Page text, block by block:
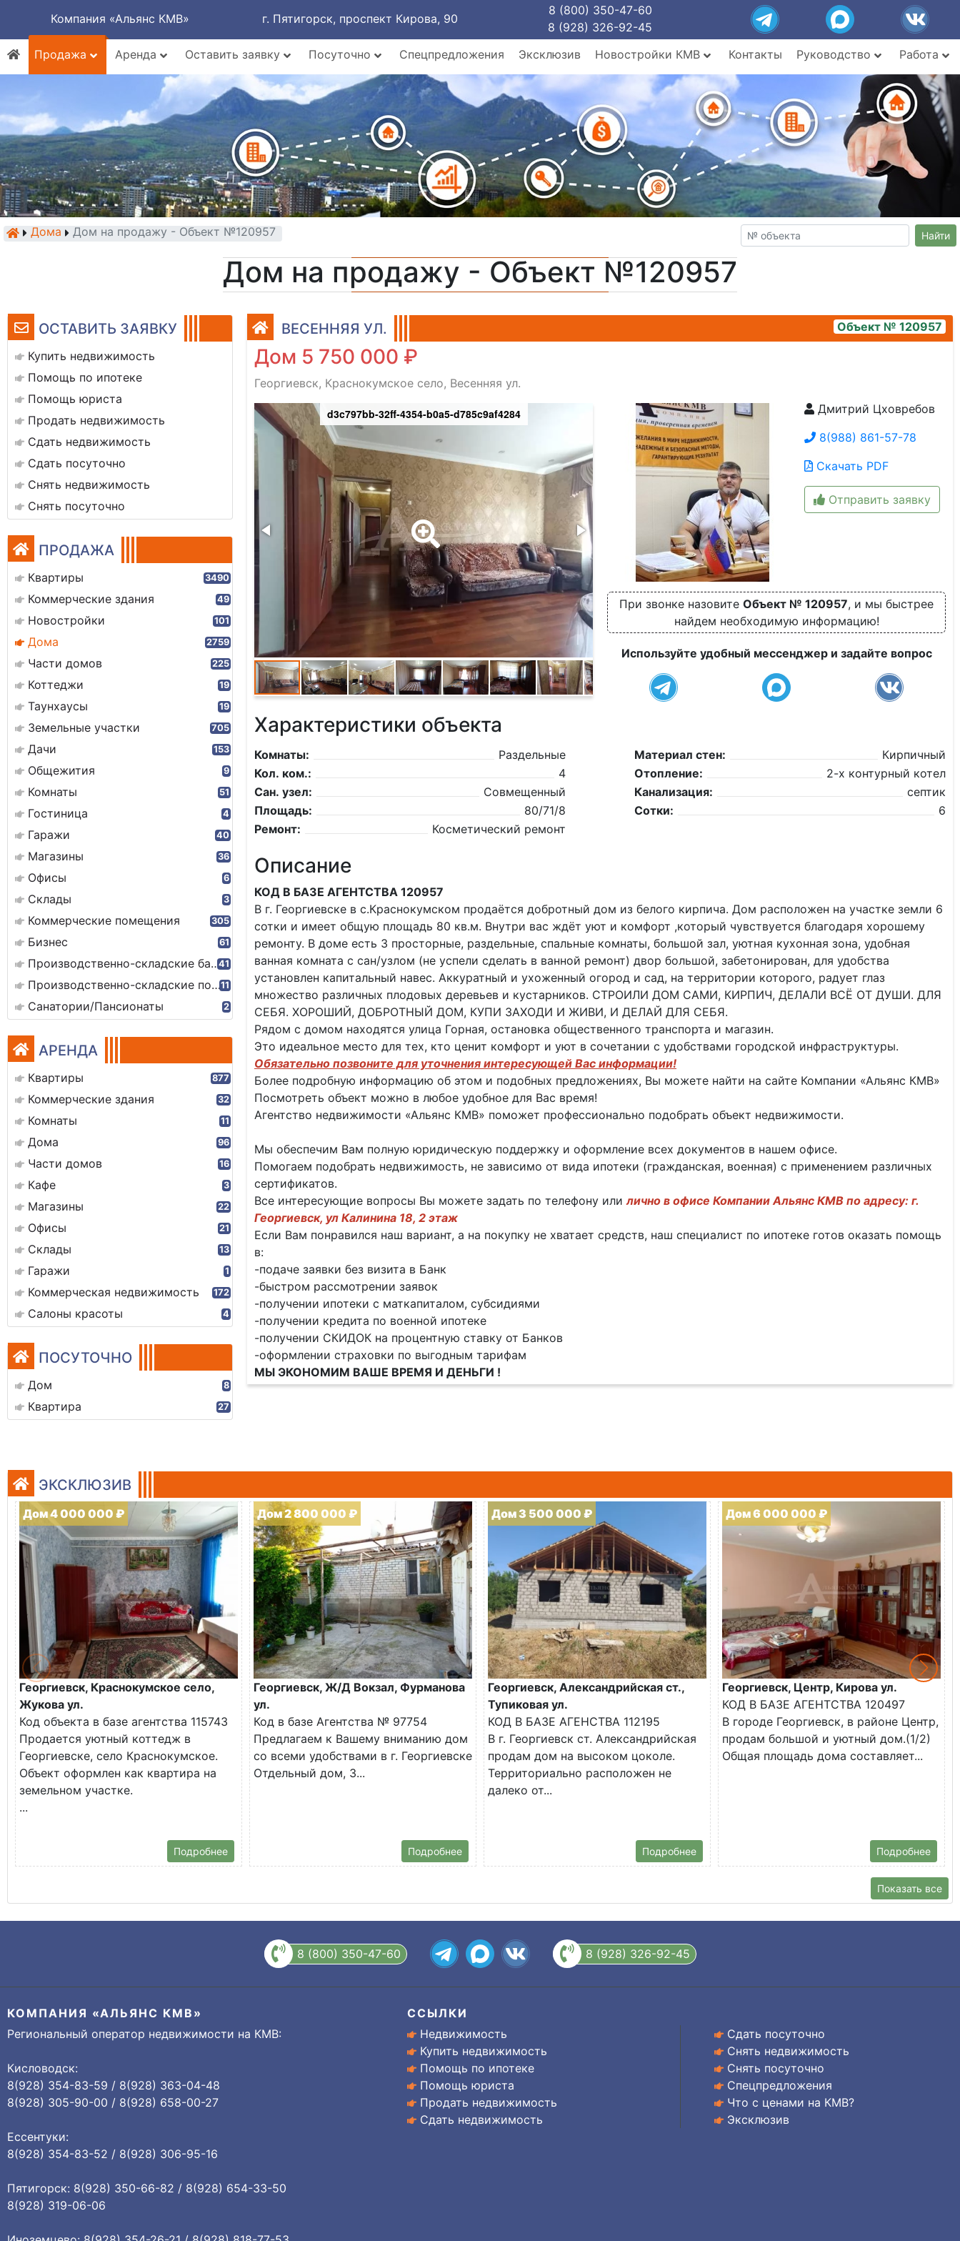
Компания «Альянс КМВ» г. Пятигорск, проспект Кирова, 90
8 (800) 350-47-60
8 (928) 326-92-45
Продажа
Аренда Оставить заявку Посуточно Спецпредложения Эксклюзив Новостройки КМВ Контакты Руководство Работа
Дома Дом на продажу - Объект №120957 Найти
Дом на продажу - Объект №120957
ОСТАВИТЬ ЗАЯВКУ
Купить недвижимость
Помощь по ипотеке
Помощь юриста
Продать недвижимость
Сдать недвижимость
Сдать посуточно
Снять недвижимость
Снять посуточно
ПРОДАЖА
Квартиры 3490
Коммерческие здания 49
Новостройки 101
Дома 2759
Части домов 225
Коттеджи 19
Таунхаусы 19
Земельные участки 705
Дачи 153
Общежития 9
Комнаты 51
Гостиница 4
Гаражи 40
Магазины 36
Офисы 6
Склады 3
Коммерческие помещения 305
Бизнес 61
Производственно-складские базы41
Производственно-складские помещения11
Санатории/Пансионаты 2
АРЕНДА
Квартиры 877
Коммерческие здания 32
Комнаты 11
Дома 96
Части домов 16
Кафе 3
Магазины 22
Офисы 21
Склады 13
Гаражи 1
Коммерческая недвижимость 172
Салоны красоты 4
ПОСУТОЧНО
Дом 8
Квартира 27
ВЕСЕННЯЯ УЛ. Объект № 120957
Дом 5 750 000 ₽
Георгиевск, Краснокумское село, Весенняя ул.
d3c797bb-32ff-4354-b0a5-d785c9af4284
79fc-462d-887b-b6ce45333bec 05e6c25a-7ded-47c6-a35b-b70b0afd0bccДмитрий Цховребов
8(988) 861-57-78
Скачать PDF
Отправить заявку
При звонке назовите Объект № 120957, и мы быстрее
найдем необходимую информацию!
Используйте удобный мессенджер и задайте вопрос
Характеристики объекта
Комнаты:
Раздельные
Кол. ком.:
4
Сан. узел:
Совмещенный
Площадь:
80/71/8
Ремонт:
Косметический ремонт
Материал стен:
Кирпичный
Отопление:
2-х контурный котел
Канализация:
септик
Сотки:
6
Описание
КОД В БАЗЕ АГЕНТСТВА 120957
В г. Георгиевске в с.Краснокумском продаётся добротный дом из белого кирпича. Дом расположен на участке земли 6
сотки и имеет общую площадь 80 кв.м. Внутри вас ждёт уют и комфорт ,который чувствуется благодаря хорошему
ремонту. В доме есть 3 просторные, раздельные, спальные комнаты, большой зал, уютная кухонная зона, удобная
ванная комната с сан/узлом (не успели сделать в ванной ремонт) двор большой, забетонирован, для удобства
установлен капитальный навес. Аккуратный и ухоженный огород и сад, на территории которого, радует глаз
множество различных плодовых деревьев и кустарников. СТРОИЛИ ДОМ САМИ, КИРПИЧ, ДЕЛАЛИ ВСЁ ОТ ДУШИ. ДЛЯ
СЕБЯ. ХОРОШИЙ, ДОБРОТНЫЙ ДОМ, КУПИ ЗАХОДИ И ЖИВИ, И ДЕЛАЙ ДЛЯ СЕБЯ.
Рядом с домом находятся улица Горная, остановка общественного транспорта и магазин.
Это идеальное место для тех, кто ценит комфорт и уют в сочетании с удобствами городской инфраструктуры.
Обязательно позвоните для уточнения интересующей Вас информации!
Более подробную информацию об этом и подобных предложениях, Вы можете найти на сайте Компании «Альянс КМВ»
Посмотреть объект можно в любое удобное для Вас время!
Агентство недвижимости «Альянс КМВ» поможет профессионально подобрать объект недвижимости.
Мы обеспечим Вам полную юридическую поддержку и оформление всех документов в нашем офисе.
Помогаем подобрать недвижимость, не зависимо от вида ипотеки (гражданская, военная) с применением различных
сертификатов.
Все интересующие вопросы Вы можете задать по телефону илилично в офисе Компании Альянс КМВ по адресу: г.
Георгиевск, ул Калинина 18, 2 этаж
Если Вам понравился наш вариант, а на покупку не хватает средств, наш специалист по ипотеке готов оказать помощь
в:
-подаче заявки без визита в Банк
-быстром рассмотрении заявок
-получении ипотеки с маткапиталом, субсидиями
-получении кредита по военной ипотеке
-получении СКИДОК на процентную ставку от Банков
-оформлении страховки по выгодным тарифам
МЫ ЭКОНОМИМ ВАШЕ ВРЕМЯ И ДЕНЬГИ !
ЭКСКЛЮЗИВ
Дом 4 000 000 ₽
Георгиевск, Краснокумское село,
Жукова ул.
Код объекта в базе агентства 115743
Продается уютный коттедж в
Георгиевске, село Краснокумское.
Объект оформлен как квартира на
земельном участке.
...
Подробнее
Дом 2 800 000 ₽
Георгиевск, Ж/Д Вокзал, Фурманова
ул.
Код в базе Агентства № 97754
Предлагаем к Вашему вниманию дом
со всеми удобствами в г. Георгиевске
Отдельный дом, 3...
Подробнее
Дом 3 500 000 ₽
Георгиевск, Александрийская ст.,
Тупиковая ул.
КОД В БАЗЕ АГЕНСТВА 112195
В г. Георгиевск ст. Александрийская
продам дом на высоком цоколе.
Территориально расположен не
далеко от...
Подробнее
Дом 6 000 000 ₽
Георгиевск, Центр, Кирова ул.
КОД В БАЗЕ АГЕНТСТВА 120497
В городе Георгиевск, в районе Центр,
продам большой и уютный дом.(1/2)
Общая площадь дома составляет...
Подробнее
Показать все
8 (800) 350-47-60 8 (928) 326-92-45
КОМПАНИЯ «АЛЬЯНС КМВ»
Региональный оператор недвижимости на КМВ:
Кисловодск:
8(928) 354-83-59 / 8(928) 363-04-48
8(928) 305-90-00 / 8(928) 658-00-27
Ессентуки:
8(928) 354-83-52 / 8(928) 306-95-16
Пятигорск: 8(928) 350-66-82 / 8(928) 654-33-50
8(928) 319-06-06
ССЫЛКИ
Недвижимость
Купить недвижимость
Помощь по ипотеке
Помощь юриста
Продать недвижимость
Сдать недвижимость
Сдать посуточно
Снять недвижимость
Снять посуточно
Спецпредложения
Что с ценами на КМВ?
Эксклюзив